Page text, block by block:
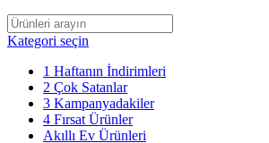
Kategori seçin
1 Haftanın İndirimleri
2 Çok Satanlar
3 Kampanyadakiler
4 Fırsat Ürünler
Akıllı Ev Ürünleri